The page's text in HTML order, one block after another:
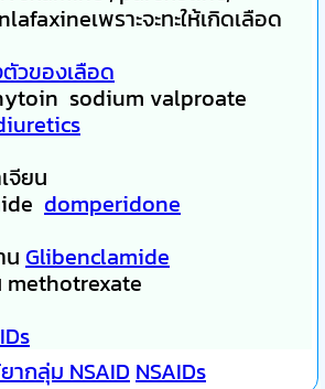
เพราะจะทะให้เกิดเลือด
วของเลือด
sodium valproate
จียน
domperidone
น Glibenclamide
ากลุ่ม NSAID NSAIDs